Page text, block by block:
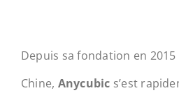
Depuis sa fondation en 2015
Chine, Anycubic s’est